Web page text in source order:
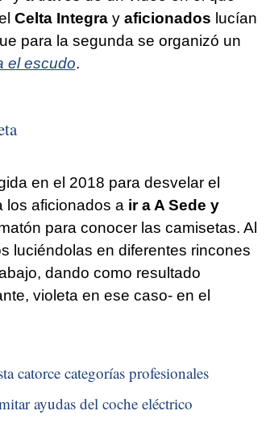
Celta Integrayaficionados lucían
para la segunda se organizó un
el escudo.
en el 2018 para desvelar el
los aficionados a ir a A Sede y
para conocer las camisetas. Al
luciéndolas en diferentes rincones
dando como resultado
violeta en ese caso- en el
catorce categorías profesionales
ayudas del coche eléctrico